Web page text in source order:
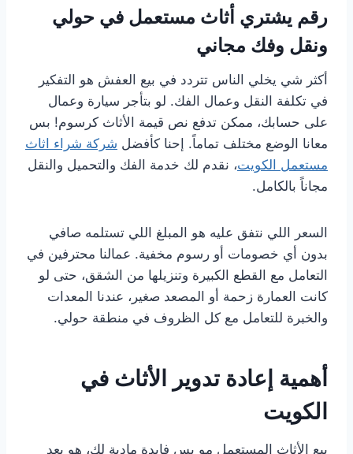
رقم يشتري أثاث مستعمل في حولي
ونقل وفك مجاني
أكثر شي يخلي الناس تتردد في بيع العفش هو التفكير
في تكلفة النقل وعمال الفك. لو بتأجر سيارة وعمال
على حسابك، ممكن تدفع نص قيمة الأثاث كرسوم! بس
معانا الوضع مختلف تماماً. إحنا كأفضل شركة شراء اثاث
مستعمل الكويت، نقدم لك خدمة الفك والتحميل والنقل
مجاناً بالكامل.
السعر اللي نتفق عليه هو المبلغ اللي تستلمه صافي
بدون أي خصومات أو رسوم مخفية. عمالنا محترفين في
التعامل مع القطع الكبيرة وتنزيلها من الشقق، حتى لو
كانت العمارة زحمة أو المصعد صغير، عندنا المعدات
والخبرة للتعامل مع كل الظروف في منطقة حولي.
أهمية إعادة تدوير الأثاث في
الكويت
بيع الأثاث المستعمل مو بس فايدة مادية لك، هو بعد